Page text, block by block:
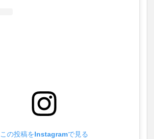
この投稿をInstagramで見る